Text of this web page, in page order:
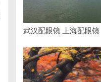
武汉配眼镜 上海配眼镜